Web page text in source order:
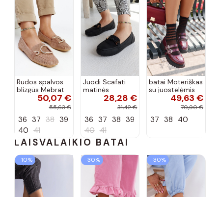
Rudos spalvos
blizgūs Mebrat
bateliai50,07 €
55,63 €
36 37 38 39
40 41
Juodi Scafati
matinės
apdailos bateliai
28,28 €
31,42 €
36 37 38 39
40 41
batai Moteriškas
su juostelėmis
su lako efektu
bordo spalvos
49,63 €
70,90 €
37 38 40
LAISVALAIKIO BATAI
−10% −30% −30%